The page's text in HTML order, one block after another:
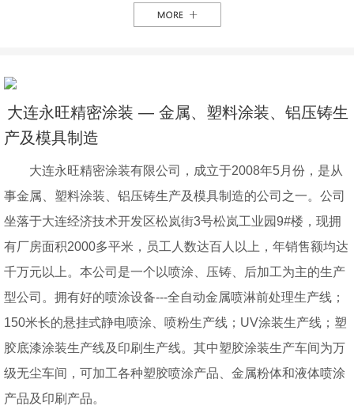
大连永旺精密涂装 — 金属、塑料涂装、铝压铸生
产及模具制造
大连永旺精密涂装有限公司，成立于2008年5月份，是从
事金属、塑料涂装、铝压铸生产及模具制造的公司之一。公司
坐落于大连经济技术开发区松岚街3号松岚工业园9#楼，现拥
有厂房面积2000多平米，员工人数达百人以上，年销售额均达
千万元以上。本公司是一个以喷涂、压铸、后加工为主的生产
型公司。拥有好的喷涂设备---全自动金属喷淋前处理生产线；
150米长的悬挂式静电喷涂、喷粉生产线；UV涂装生产线；塑
胶底漆涂装生产线及印刷生产线。其中塑胶涂装生产车间为万
级无尘车间，可加工各种塑胶喷涂产品、金属粉体和液体喷涂
产品及印刷产品。